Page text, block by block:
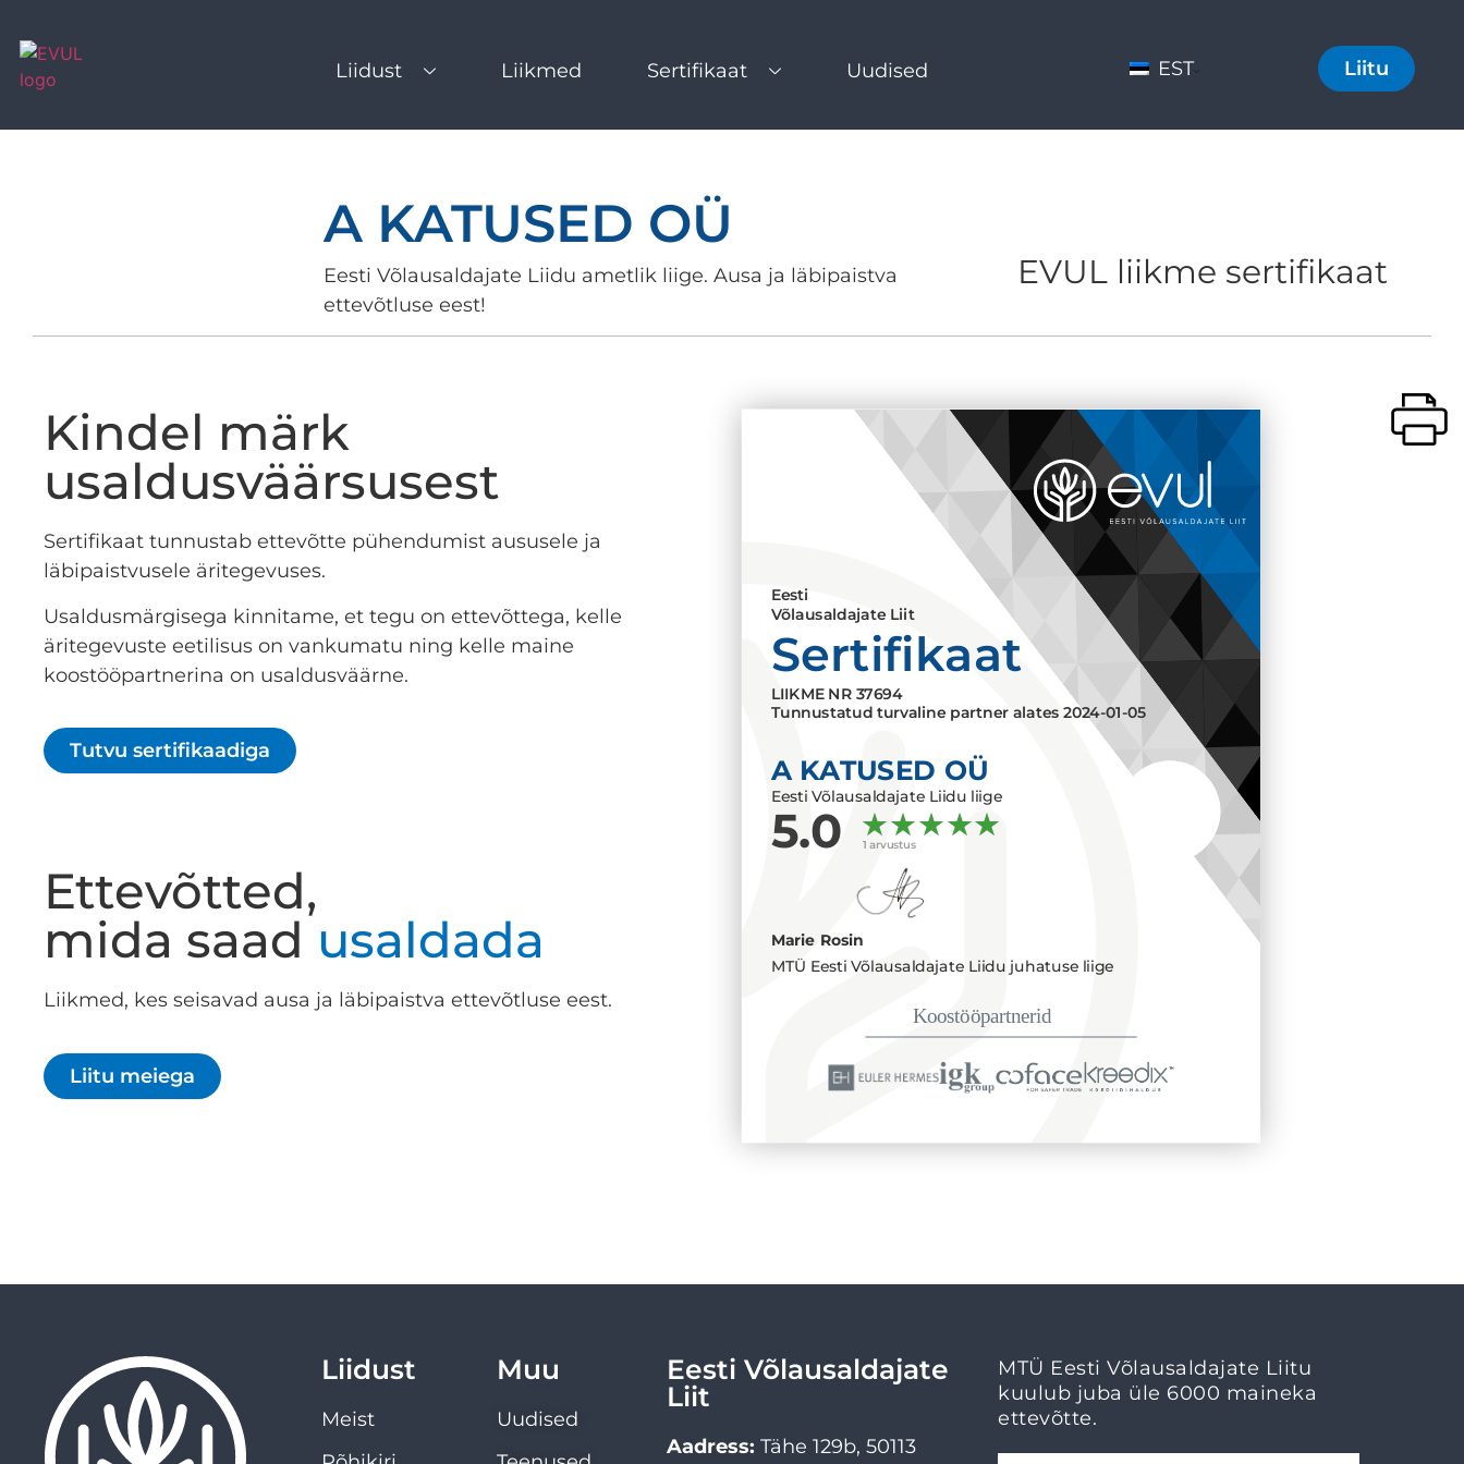
Liidust Liikmed Sertifikaat Uudised EST Liitu
A KATUSED OÜ
Eesti Võlausaldajate Liidu ametlik liige. Ausa ja läbipaistva
ettevõtluse eest!
EVUL liikme sertifikaat
Kindel märk
usaldusväärsusest
Sertifikaat tunnustab ettevõtte pühendumist aususele ja
läbipaistvusele äritegevuses.
Usaldusmärgisega kinnitame, et tegu on ettevõttega, kelle
äritegevuste eetilisus on vankumatu ning kelle maine
koostööpartnerina on usaldusväärne.
Tutvu sertifikaadiga
Ettevõtted,
mida saad usaldada
Liikmed, kes seisavad ausa ja läbipaistva ettevõtluse eest.
Liitu meiega
Eesti
Võlausaldajate Liit
Sertifikaat
LIIKME NR 37694
Tunnustatud turvaline partner alates 2024-01-05
A KATUSED OÜ
Eesti Võlausaldajate Liidu liige
5.0 1 arvustus
Marie Rosin
MTÜ Eesti Võlausaldajate Liidu juhatuse liige
Liidust
Meist
Muu
Uudised
Eesti Võlausaldajate
Liit
Aadress: Tähe 129b, 50113
MTÜ Eesti Võlausaldajate Liitu
kuulub juba üle 6000 maineka
ettevõtte.